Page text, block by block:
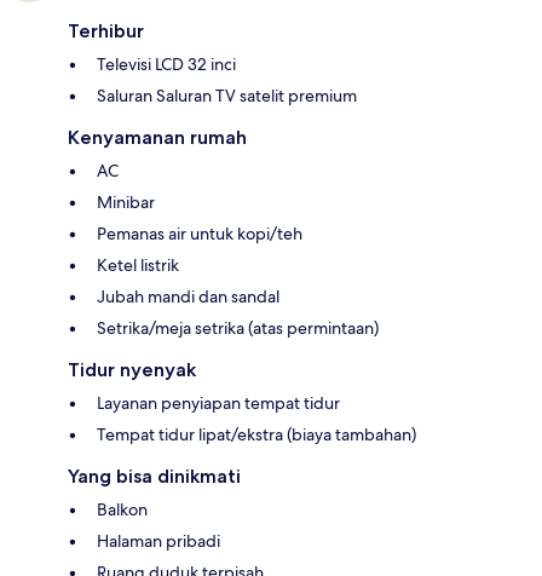
Terhibur
Televisi LCD 32 inci
Saluran Saluran TV satelit premium
Kenyamanan rumah
AC
Minibar
Pemanas air untuk kopi/teh
Ketel listrik
Jubah mandi dan sandal
Setrika/meja setrika (atas permintaan)
Tidur nyenyak
Layanan penyiapan tempat tidur
Tempat tidur lipat/ekstra (biaya tambahan)
Yang bisa dinikmati
Balkon
Halaman pribadi